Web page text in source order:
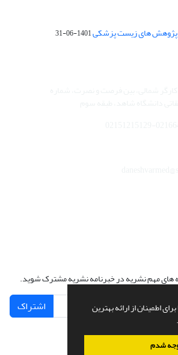
اطمینان از ارائه بهترین
شدم
پژوهش های زیست پزشکی1401-06-31
های مهم نشریه در خبرنامه نشریه مشترک شوید.
اشتراک